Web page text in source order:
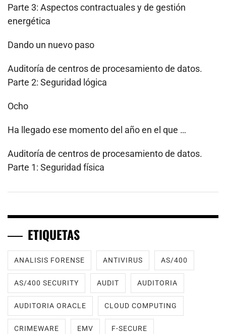
Parte 3: Aspectos contractuales y de gestión
energética
Dando un nuevo paso
Auditoría de centros de procesamiento de datos.
Parte 2: Seguridad lógica
Ocho
Ha llegado ese momento del año en el que …
Auditoría de centros de procesamiento de datos.
Parte 1: Seguridad física
ETIQUETAS
ANALISIS FORENSE ANTIVIRUS AS/400
AS/400 SECURITY AUDIT AUDITORIA
AUDITORIA ORACLE CLOUD COMPUTING
CRIMEWARE EMV F-SECURE